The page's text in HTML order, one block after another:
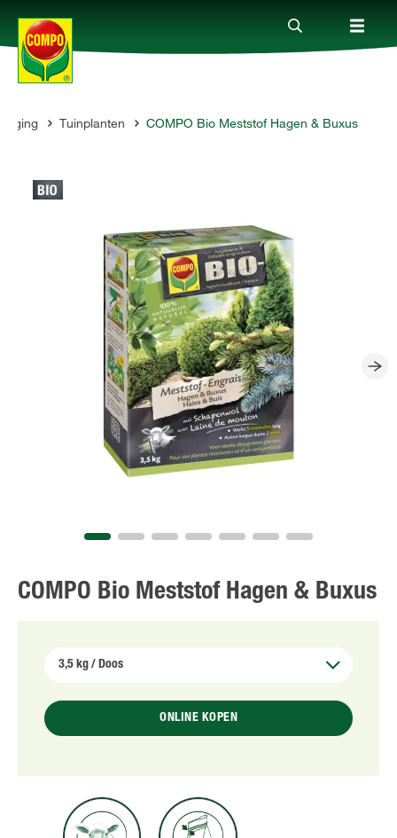
Producten
Advies
Tuinplanten COMPO Bio Meststof Hagen & Buxus
COMPO Bio Meststof Hagen & Buxus
ONLINE KOPEN